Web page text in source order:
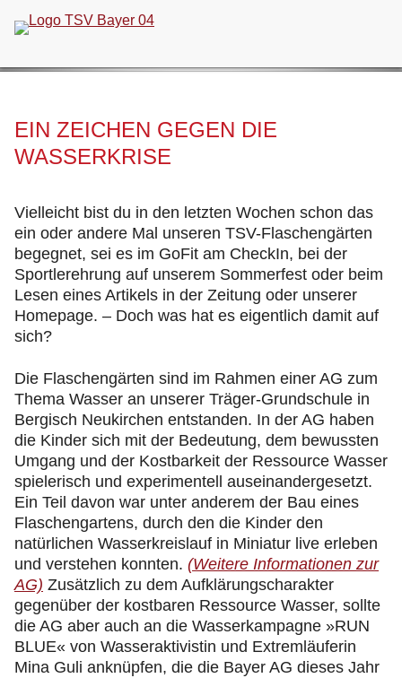
überspringen
EIN ZEICHEN GEGEN DIE
WASSERKRISE
Vielleicht bist du in den letzten Wochen schon das
ein oder andere Mal unseren TSV-Flaschengärten
begegnet, sei es im GoFit am CheckIn, bei der
Sportlerehrung auf unserem Sommerfest oder beim
Lesen eines Artikels in der Zeitung oder unserer
Homepage. – Doch was hat es eigentlich damit auf
sich?
Die Flaschengärten sind im Rahmen einer AG zum
Thema Wasser an unserer Träger-Grundschule in
Bergisch Neukirchen entstanden. In der AG haben
die Kinder sich mit der Bedeutung, dem bewussten
Umgang und der Kostbarkeit der Ressource Wasser
spielerisch und experimentell auseinandergesetzt.
Ein Teil davon war unter anderem der Bau eines
Flaschengartens, durch den die Kinder den
natürlichen Wasserkreislauf in Miniatur live erleben
und verstehen konnten. (Weitere Informationen zur
AG) Zusätzlich zu dem Aufklärungscharakter
gegenüber der kostbaren Ressource Wasser, sollte
die AG aber auch an die Wasserkampagne »RUN
BLUE« von Wasseraktivistin und Extremläuferin
Mina Guli anknüpfen, die die Bayer AG dieses Jahr